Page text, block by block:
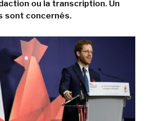
ou la transcription. Un
sont concernés.